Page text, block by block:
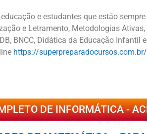
e estudantes que estão
e Letramento, Metodologias
BNCC, Didática da Educação Infantil
https://
DE INFORMÁTICA -